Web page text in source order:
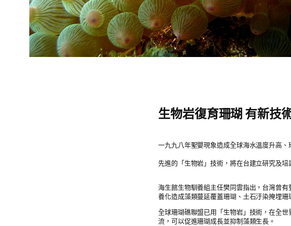
生物岩復育珊瑚 有新技
一九九八年聖嬰現象造成全球海水溫度升高
先進的「生物岩」技術，將在台建立研究及
海生館生物馴養組主任樊同雲指出，台灣曾
養化造成藻類蔓延覆蓋珊瑚、土石汙染掩埋珊
全球珊瑚礁聯盟已用「生物岩」技術，在全
流，可以促進珊瑚成長並抑制藻類生長。